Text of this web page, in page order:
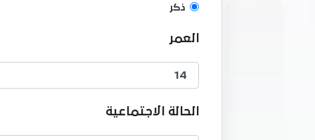
ذكر
العمر
الحالة الاجتماعية